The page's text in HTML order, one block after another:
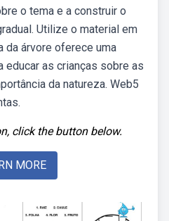
o tema e a construir o
Utilize o material em
da árvore oferece uma
educar as crianças sobre as
da natureza. Web5
click the button below.
MORE